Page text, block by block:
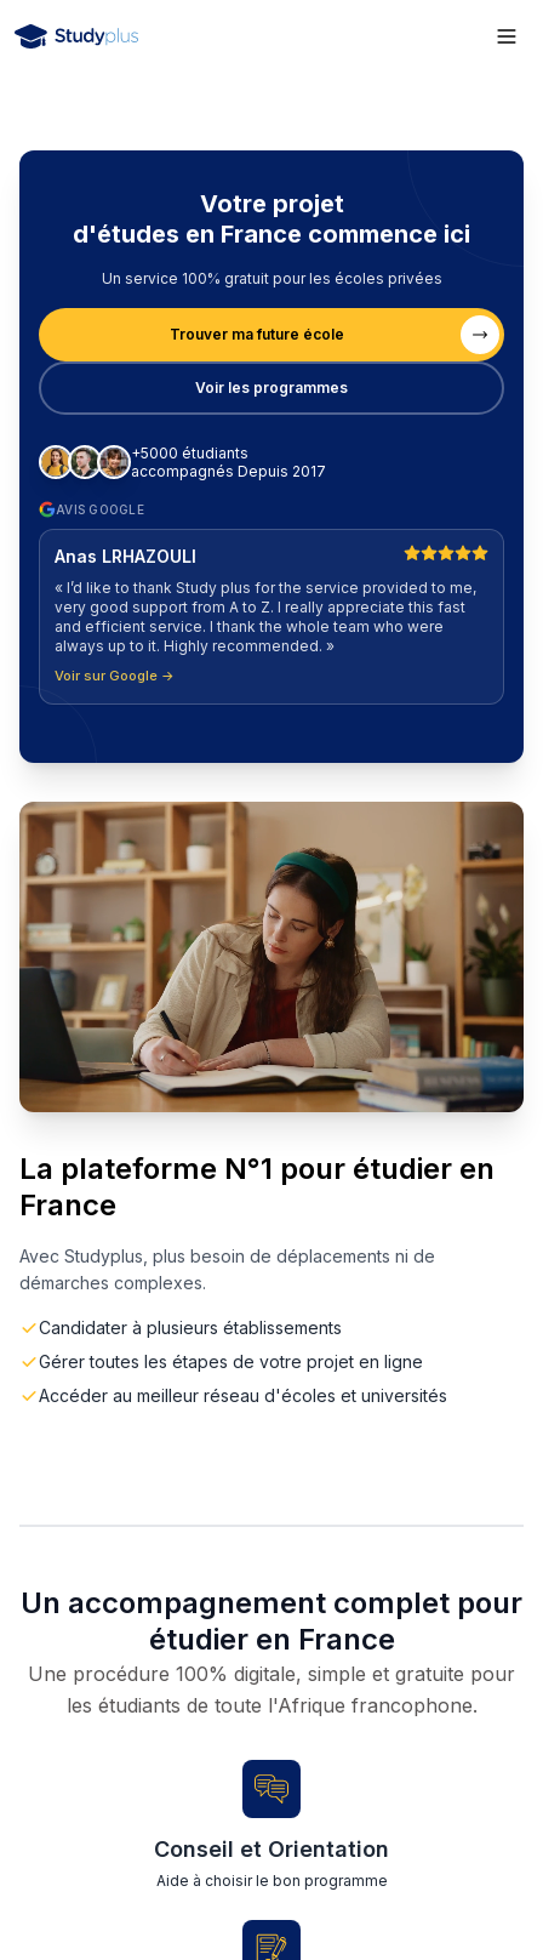
Votre projet
d'études en France commence ici
Un service 100% gratuit pour les écoles privées
Trouver ma future école
Voir les programmes
+5000 étudiants
accompagnés Depuis 2017
AVIS GOOGLE
Anas LRHAZOULI
« I’d like to thank Study plus for the service provided to me,
very good support from A to Z. I really appreciate this fast
and efficient service. I thank the whole team who were
always up to it. Highly recommended. »
Voir sur Google →
La plateforme N°1 pour étudier en
France
Avec Studyplus, plus besoin de déplacements ni de
démarches complexes.
Candidater à plusieurs établissements
Gérer toutes les étapes de votre projet en ligne
Accéder au meilleur réseau d'écoles et universités
Un accompagnement complet pour
étudier en France
Une procédure 100% digitale, simple et gratuite pour
les étudiants de toute l'Afrique francophone.
Conseil et Orientation
Aide à choisir le bon programme